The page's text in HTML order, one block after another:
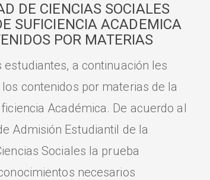
DE CIENCIAS SOCIALES
SUFICIENCIA ACADEMICA
POR MATERIAS
estudiantes, a continuación les
contenidos por materias de la
Académica. De acuerdo al
Admisión Estudiantil de la
Sociales la prueba
necesarios